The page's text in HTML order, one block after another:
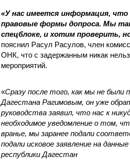
«У нас имеется информация,
правовые формы допроса. Мы
спецблоке, и хотим проверить,
пояснил Расул Расулов, член
ОНК, что с задержанным никак
мероприятий.
«Сразу после того, как мы не были
Дагестана Рагимовым, он уже
руководства заявил, что нас к
необходимое уведомление о том,
вранье, мы заранее подали
подали исковое заявление на
республики Дагестан